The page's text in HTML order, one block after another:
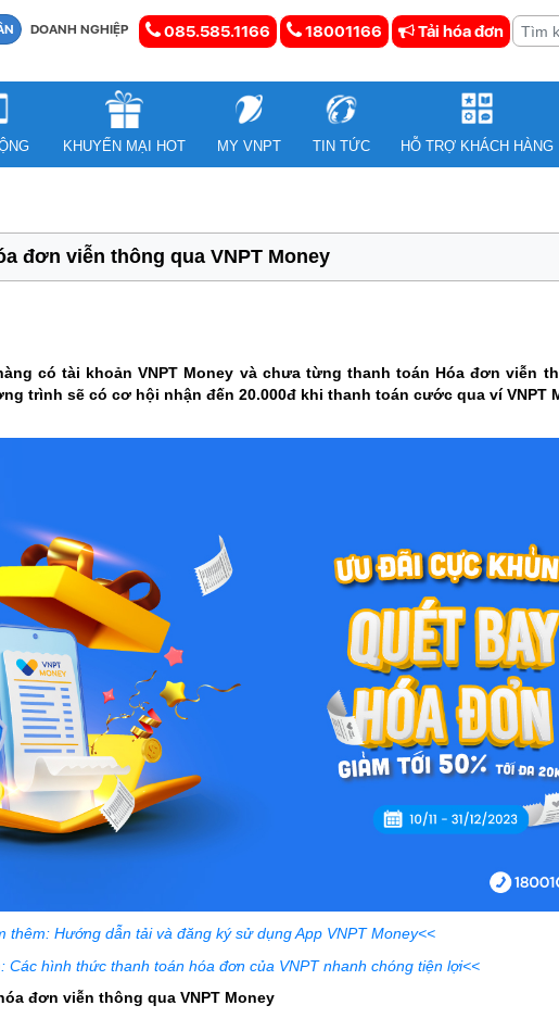
DOANH NGHIỆP 085.585.1166 18001166 Tải hóa đơn
KHUYẾN MẠI HOT MY VNPT TIN TỨC HỖ TRỢ KHÁCH HÀNG
đơn viễn thông qua VNPT Money
có tài khoản VNPT Money và chưa từng thanh toán Hóa đơn viễn
trình sẽ có cơ hội nhận đến 20.000đ khi thanh toán cước qua ví VNPT
thêm: Hướng dẫn tải và đăng ký sử dụng App VNPT Money<<
Các hình thức thanh toán hóa đơn của VNPT nhanh chóng tiện lợi<<
đơn viễn thông qua VNPT Money